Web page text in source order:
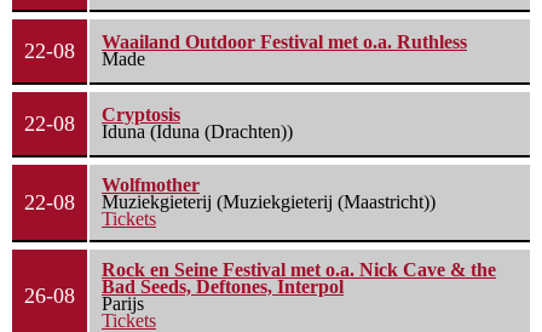
22-08
Waailand Outdoor Festival met o.a. Ruthless
Made
22-08
Cryptosis
Iduna (Iduna (Drachten))
22-08
Wolfmother
Muziekgieterij (Muziekgieterij (Maastricht))
Tickets
26-08
Rock en Seine Festival met o.a. Nick Cave & the
Bad Seeds, Deftones, Interpol
Parijs
Tickets